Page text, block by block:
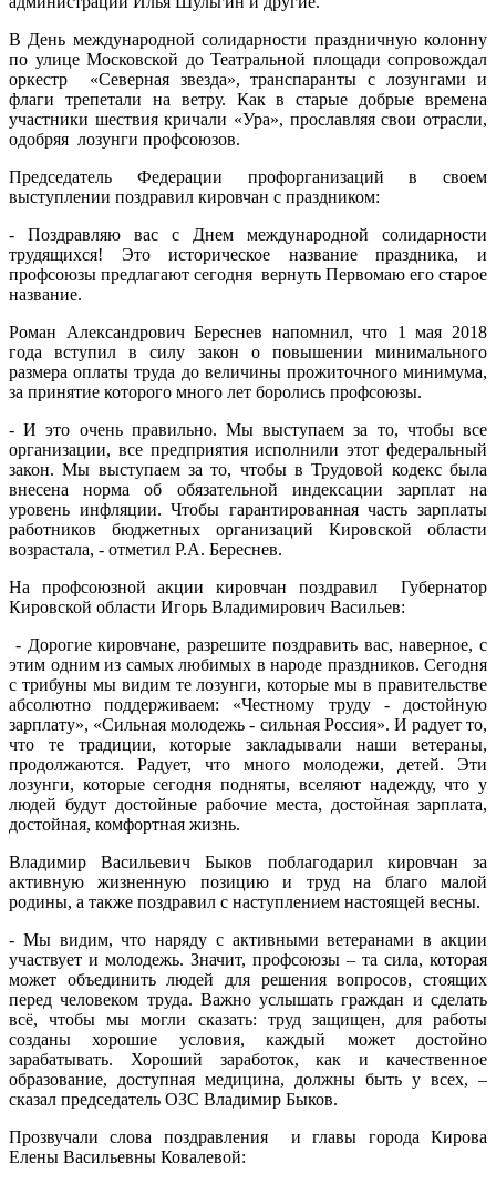
В День международной солидарности праздничную колонну
по улице Московской до Театральной площади сопровождал
оркестр «Северная звезда», транспаранты с лозунгами и
флаги трепетали на ветру. Как в старые добрые времена
участники шествия кричали «Ура», прославляя свои отрасли,
одобряя лозунги профсоюзов.
Председатель Федерации профорганизаций в своем
выступлении поздравил кировчан с праздником:
- Поздравляю вас с Днем международной солидарности
трудящихся! Это историческое название праздника, и
профсоюзы предлагают сегодня вернуть Первомаю его старое
название.
Роман Александрович Береснев напомнил, что 1 мая 2018
года вступил в силу закон о повышении минимального
размера оплаты труда до величины прожиточного минимума,
за принятие которого много лет боролись профсоюзы.
- И это очень правильно. Мы выступаем за то, чтобы все
организации, все предприятия исполнили этот федеральный
закон. Мы выступаем за то, чтобы в Трудовой кодекс была
внесена норма об обязательной индексации зарплат на
уровень инфляции. Чтобы гарантированная часть зарплаты
работников бюджетных организаций Кировской области
возрастала, - отметил Р.А. Береснев.
На профсоюзной акции кировчан поздравил Губернатор
Кировской области Игорь Владимирович Васильев:
- Дорогие кировчане, разрешите поздравить вас, наверное, с
этим одним из самых любимых в народе праздников. Сегодня
с трибуны мы видим те лозунги, которые мы в правительстве
абсолютно поддерживаем: «Честному труду - достойную
зарплату», «Сильная молодежь - сильная Россия». И радует то,
что те традиции, которые закладывали наши ветераны,
продолжаются. Радует, что много молодежи, детей. Эти
лозунги, которые сегодня подняты, вселяют надежду, что у
людей будут достойные рабочие места, достойная зарплата,
достойная, комфортная жизнь.
Владимир Васильевич Быков поблагодарил кировчан за
активную жизненную позицию и труд на благо малой
родины, а также поздравил с наступлением настоящей весны.
- Мы видим, что наряду с активными ветеранами в акции
участвует и молодежь. Значит, профсоюзы – та сила, которая
может объединить людей для решения вопросов, стоящих
перед человеком труда. Важно услышать граждан и сделать
всё, чтобы мы могли сказать: труд защищен, для работы
созданы хорошие условия, каждый может достойно
зарабатывать. Хороший заработок, как и качественное
образование, доступная медицина, должны быть у всех, –
сказал председатель ОЗС Владимир Быков.
Прозвучали слова поздравления и главы города Кирова
Елены Васильевны Ковалевой: